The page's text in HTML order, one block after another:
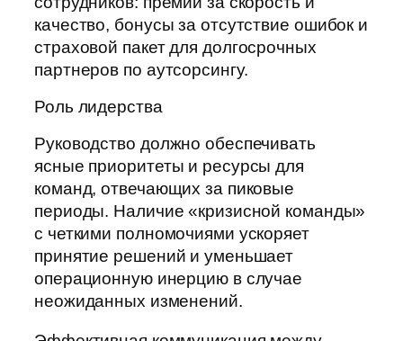
качество, бонусы за отсутствие ошибок и
страховой пакет для долгосрочных
партнеров по аутсорсингу.
Роль лидерства
Руководство должно обеспечивать
ясные приоритеты и ресурсы для
команд, отвечающих за пиковые
периоды. Наличие «кризисной команды»
с четкими полномочиями ускоряет
принятие решений и уменьшает
операционную инерцию в случае
неожиданных изменений.